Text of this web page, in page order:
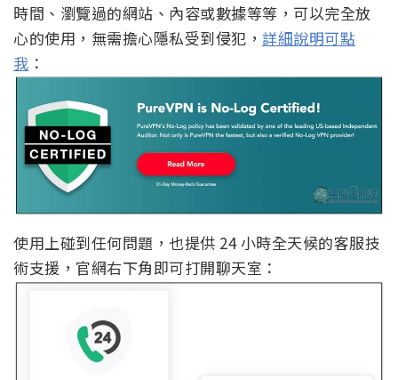
時間、瀏覽過的網站、內容或數據等等，可以完全放
心的使用，無需擔心隱私受到侵犯， 詳細說明可點
我 ：
使用上碰到任何問題，也提供 24 小時全天候的客服技
術支援，官網右下角即可打開聊天室：